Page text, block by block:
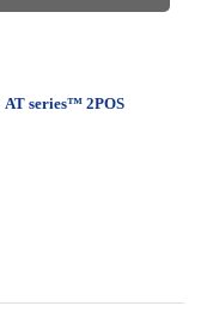
AT series™ 2POS